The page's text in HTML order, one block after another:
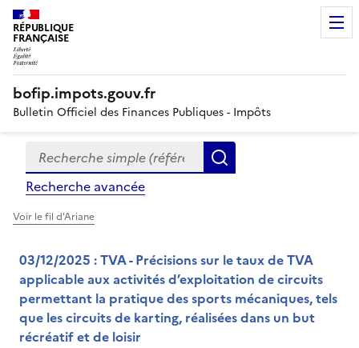
RÉPUBLIQUE
FRANÇAISE
bofip.impots.gouv.fr
Bulletin Officiel des Finances Publiques - Impôts
Formulaire
de
recherche
Recherche simple (références, mots clés, partie du
Recherche avancée
Voir le fil d'Ariane
03/12/2025 : TVA - Précisions sur le taux de TVA
applicable aux activités d’exploitation de circuits
permettant la pratique des sports mécaniques, tels
que les circuits de karting, réalisées dans un but
récréatif et de loisir